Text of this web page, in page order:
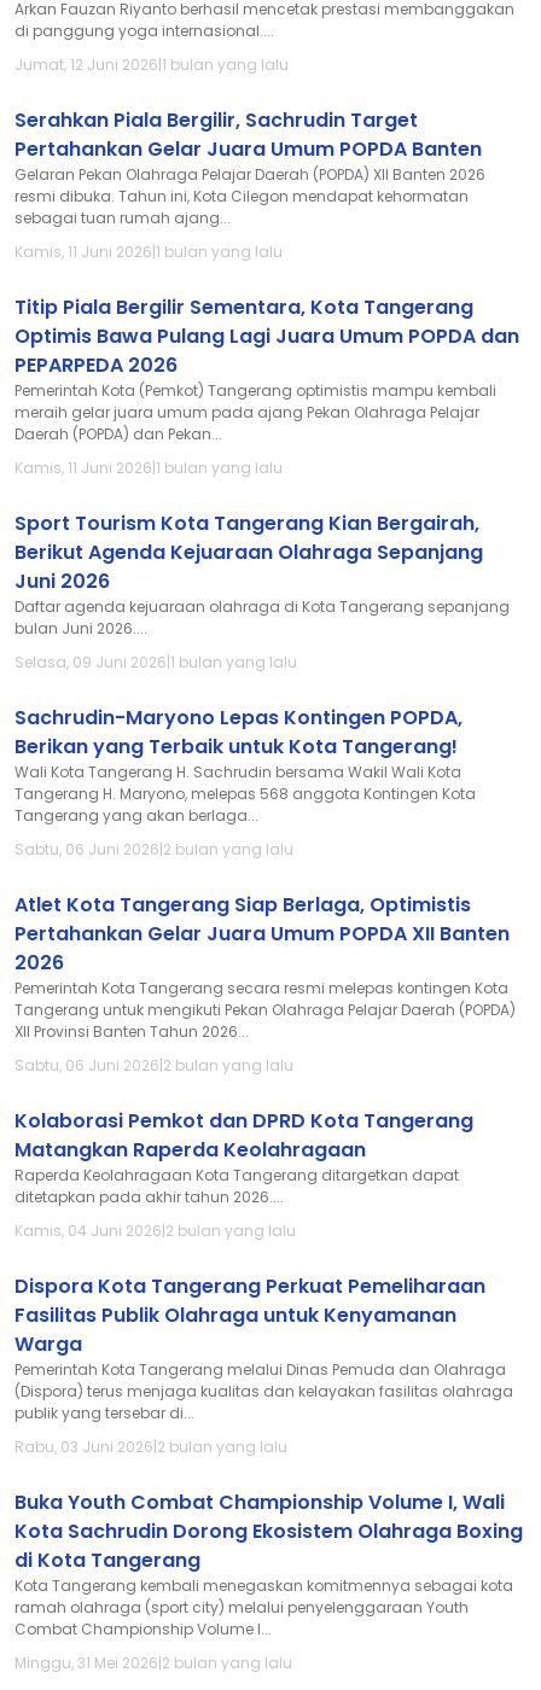
Arkan Fauzan Riyanto berhasil mencetak prestasi membanggakan
di panggung yoga internasional....
Jumat, 12 Juni 2026|1 bulan yang lalu
Serahkan Piala Bergilir, Sachrudin Target
Pertahankan Gelar Juara Umum POPDA Banten
Gelaran Pekan Olahraga Pelajar Daerah (POPDA) XII Banten 2026
resmi dibuka. Tahun ini, Kota Cilegon mendapat kehormatan
sebagai tuan rumah ajang...
Kamis, 11 Juni 2026|1 bulan yang lalu
Titip Piala Bergilir Sementara, Kota Tangerang
Optimis Bawa Pulang Lagi Juara Umum POPDA dan
PEPARPEDA 2026
Pemerintah Kota (Pemkot) Tangerang optimistis mampu kembali
meraih gelar juara umum pada ajang Pekan Olahraga Pelajar
Daerah (POPDA) dan Pekan...
Kamis, 11 Juni 2026|1 bulan yang lalu
Sport Tourism Kota Tangerang Kian Bergairah,
Berikut Agenda Kejuaraan Olahraga Sepanjang
Juni 2026
Daftar agenda kejuaraan olahraga di Kota Tangerang sepanjang
bulan Juni 2026....
Selasa, 09 Juni 2026|1 bulan yang lalu
Sachrudin-Maryono Lepas Kontingen POPDA,
Berikan yang Terbaik untuk Kota Tangerang!
Wali Kota Tangerang H. Sachrudin bersama Wakil Wali Kota
Tangerang H. Maryono, melepas 568 anggota Kontingen Kota
Tangerang yang akan berlaga...
Sabtu, 06 Juni 2026|2 bulan yang lalu
Atlet Kota Tangerang Siap Berlaga, Optimistis
Pertahankan Gelar Juara Umum POPDA XII Banten
2026
Pemerintah Kota Tangerang secara resmi melepas kontingen Kota
Tangerang untuk mengikuti Pekan Olahraga Pelajar Daerah (POPDA)
XII Provinsi Banten Tahun 2026...
Sabtu, 06 Juni 2026|2 bulan yang lalu
Kolaborasi Pemkot dan DPRD Kota Tangerang
Matangkan Raperda Keolahragaan
Raperda Keolahragaan Kota Tangerang ditargetkan dapat
ditetapkan pada akhir tahun 2026....
Kamis, 04 Juni 2026|2 bulan yang lalu
Dispora Kota Tangerang Perkuat Pemeliharaan
Fasilitas Publik Olahraga untuk Kenyamanan
Warga
Pemerintah Kota Tangerang melalui Dinas Pemuda dan Olahraga
(Dispora) terus menjaga kualitas dan kelayakan fasilitas olahraga
publik yang tersebar di...
Rabu, 03 Juni 2026|2 bulan yang lalu
Buka Youth Combat Championship Volume I, Wali
Kota Sachrudin Dorong Ekosistem Olahraga Boxing
di Kota Tangerang
Kota Tangerang kembali menegaskan komitmennya sebagai kota
ramah olahraga (sport city) melalui penyelenggaraan Youth
Combat Championship Volume I...
Minggu, 31 Mei 2026|2 bulan yang lalu